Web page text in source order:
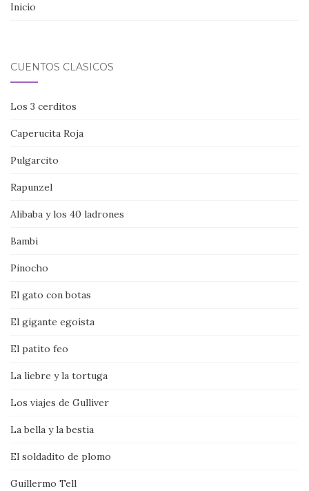
Inicio
CUENTOS CLÁSICOS
Los 3 cerditos
Caperucita Roja
Pulgarcito
Rapunzel
Alibaba y los 40 ladrones
Bambi
Pinocho
El gato con botas
El gigante egoísta
El patito feo
La liebre y la tortuga
Los viajes de Gulliver
La bella y la bestia
El soldadito de plomo
Guillermo Tell